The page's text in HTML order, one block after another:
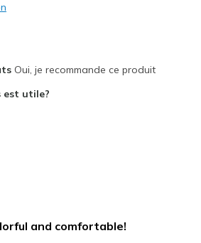
Oui, je recommande ce produit
est utile?
and comfortable!